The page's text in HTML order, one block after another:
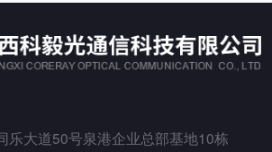
乐大道50号泉港企业总部基地10栋